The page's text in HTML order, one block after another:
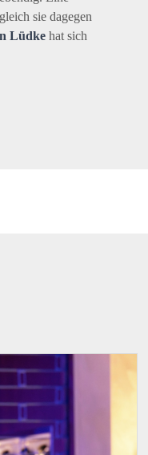
sie dagegen
Lüdke hat sich